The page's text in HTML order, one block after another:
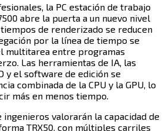
la PC estación de trabajo
abre la puerta a un nuevo nivel
de renderizado se reducen
por la línea de tiempo se
multitarea entre programas
Las herramientas de IA, las
y el software de edición se
combinada de la CPU y la GPU, lo
valorarán la capacidad de
TRX50, con múltiples carriles